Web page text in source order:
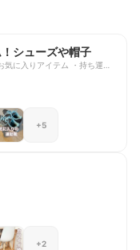
シューズや帽子
りアイテム ・持ち運べ
+5
+2